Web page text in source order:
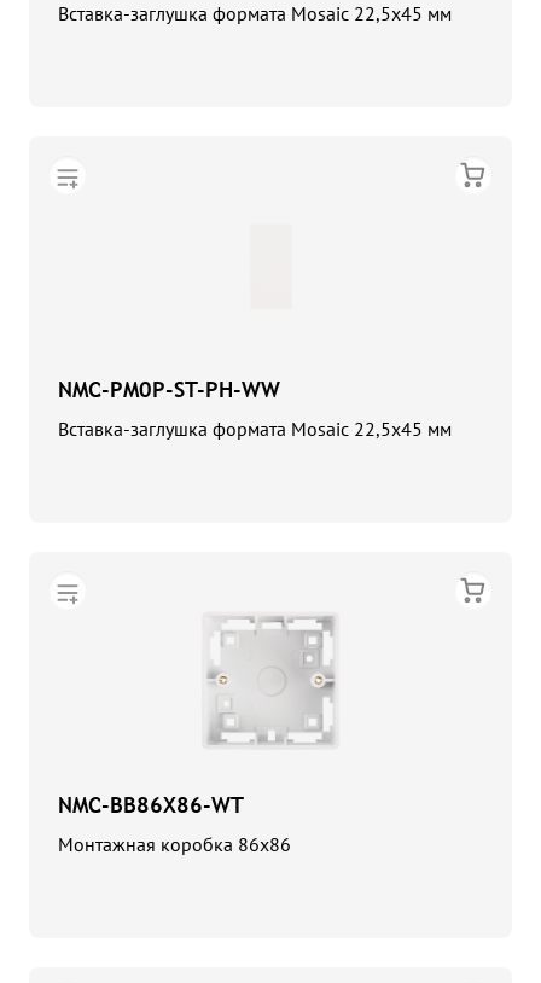
Вставка-заглушка формата Mosaic 22,5x45 мм
NMC-PM0P-ST-PH-WW
Вставка-заглушка формата Mosaic 22,5x45 мм
NMC-BB86X86-WT
Монтажная коробка 86х86